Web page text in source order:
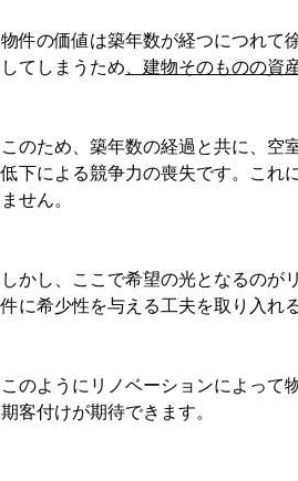
物件の価値は築年数が経つにつれて
してしまうため 、建物そのものの資
このため、築年数の経過と共に、空
低下による競争力の喪失です。これ
ません。
しかし、ここで希望の光となるのが
件に希少性を与える工夫を取り入れ
このようにリノベーションによって
期客付けが期待できます。